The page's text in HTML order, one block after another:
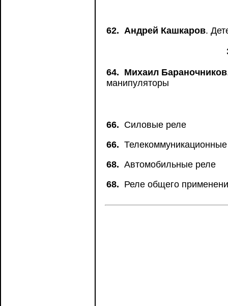
62. Андрей Кашкаров.
64. Михаил Бараночников
манипуляторы
66. Силовые реле
66.
68. Автомобильные реле
68. Реле общего